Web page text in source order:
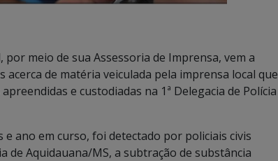
meio de sua Assessoria de Imprensa, vem a
de matéria veiculada pela imprensa local que
e custodiadas na 1ª Delegacia de Polícia
ano em curso, foi detectado por policiais civis
de Aquidauana/MS, a subtração de substância